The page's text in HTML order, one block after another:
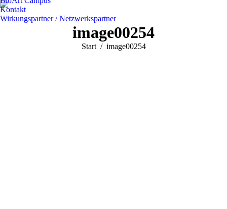
Kontakt
Wirkungspartner / Netzwerkspartner
image00254
Sie befinden sich hier:
Start image00254